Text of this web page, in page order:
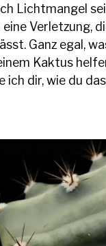
Lichtmangel
Verletzung,
Ganz egal,
Kaktus
ich dir, wie du